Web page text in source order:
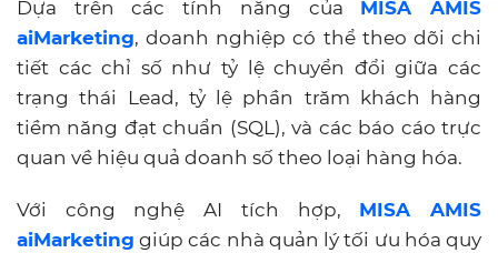
Dựa trên các tính năng của MISA AMIS
aiMarketing, doanh nghiệp có thể theo dõi chi
tiết các chỉ số như tỷ lệ chuyển đổi giữa các
trạng thái Lead, tỷ lệ phần trăm khách hàng
tiềm năng đạt chuẩn (SQL), và các báo cáo trực
quan về hiệu quả doanh số theo loại hàng hóa.
Với công nghệ AI tích hợp, MISA AMIS
aiMarketing giúp các nhà quản lý tối ưu hóa quy